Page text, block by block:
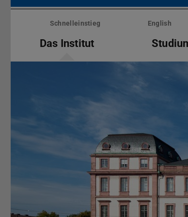
Menü
überspringenSchnelleinstieg English
Das Institut